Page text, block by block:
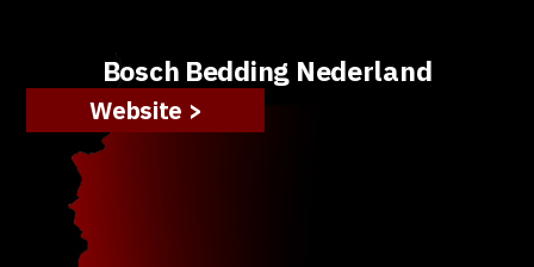
Bosch Bedding Nederland
Website >